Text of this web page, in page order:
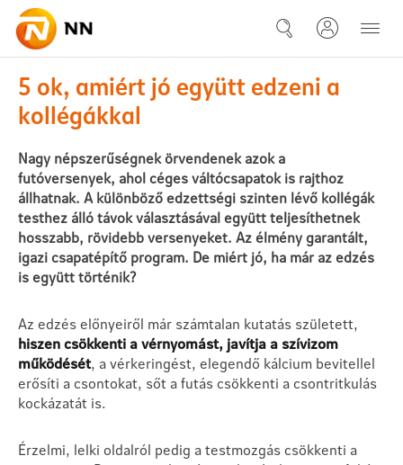
Ugrás a fő tartalomhoz
5 ok, amiért jó együtt edzeni
5 ok, amiért jó együtt edzeni a
kollégákkal
Nagy népszerűségnek örvendenek azok a
futóversenyek, ahol céges váltócsapatok is rajthoz
állhatnak. A különböző edzettségi szinten lévő kollégák
testhez álló távok választásával együtt teljesíthetnek
hosszabb, rövidebb versenyeket. Az élmény garantált,
igazi csapatépítő program. De miért jó, ha már az edzés
is együtt történik?
Az edzés előnyeiről már számtalan kutatás született,
hiszen csökkenti a vérnyomást, javítja a szívizom
működését, a vérkeringést, elegendő kálcium bevitellel
erősíti a csontokat, sőt a futás csökkenti a csontritkulás
kockázatát is.
Érzelmi, lelki oldalról pedig a testmozgás csökkenti a